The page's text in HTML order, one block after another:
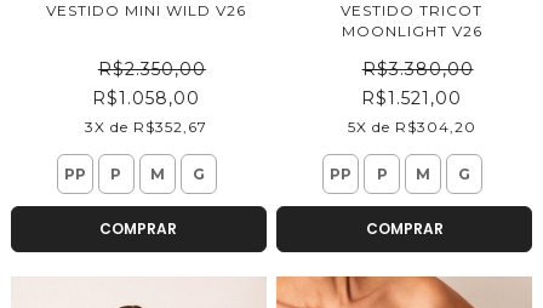
VESTIDO MINI WILD V26
R$2.350,00
R$1.058,00
3X de R$352,67
PP P M G
COMPRAR
VESTIDO TRICOT
MOONLIGHT V26
R$3.380,00
R$1.521,00
5X de R$304,20
PP P M G
COMPRAR